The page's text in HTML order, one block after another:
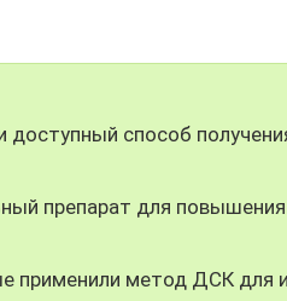
способ
препарат для
применили метод ДСК для